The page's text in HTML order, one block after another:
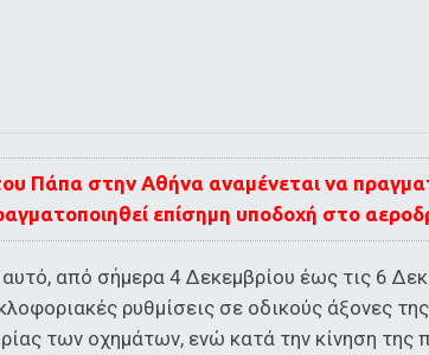
Πάπα στην Αθήνα αναμένεται να
επίσημη υποδοχή στο
από σήμερα 4 Δεκεμβρίου έως τις 6
ρυθμίσεις σε οδικούς άξονες
των οχημάτων, ενώ κατά την κίνηση